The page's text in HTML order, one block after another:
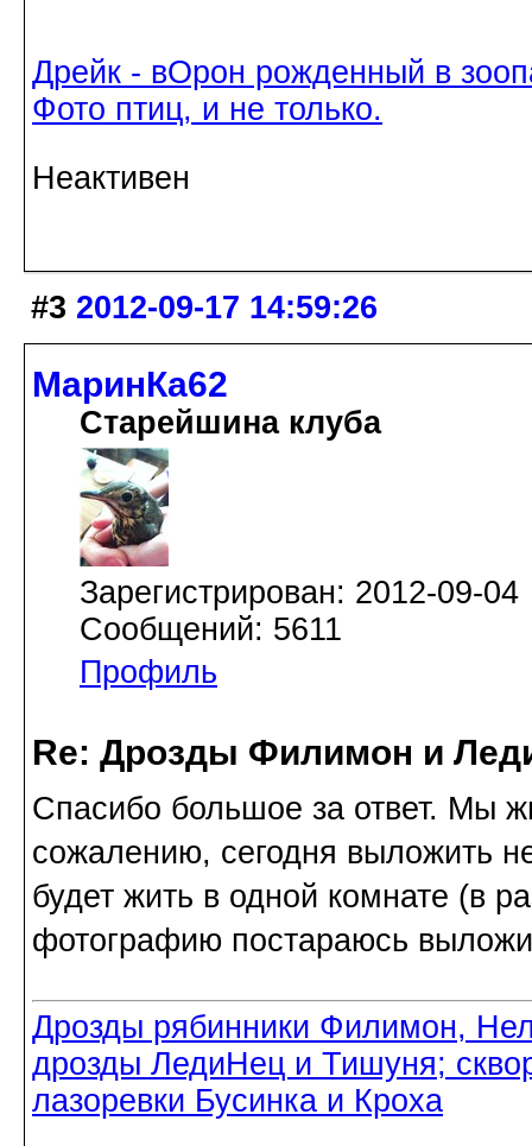
Дрейк - вОрон рожденный в
Фото птиц, и не только.
Неактивен
#3 2012-09-17 14:59:26
МаринКа62
Старейшина клуба
Зарегистрирован: 2012-09-04
Сообщений: 5611
Профиль
Re: Дрозды Филимон и
Спасибо большое за ответ. Мы
сожалению, сегодня выложить
будет жить в одной комнате (в
фотографию постараюсь
Дрозды рябинники Филимон,
дрозды ЛедиНец и Тишуня;
лазоревки Бусинка и Кроха